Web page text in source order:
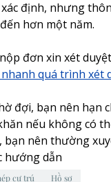
định, nhưng
hơn một năm.
đơn xin xét
nhanh quá trình
đợi, bạn nên hạn
nếu không có
bạn nên thường
hướng dẫn
cư trú Hồ sơ